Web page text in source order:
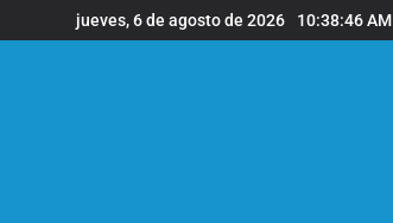
al
jueves, 6 de agosto de 2026 10:38:47 AM